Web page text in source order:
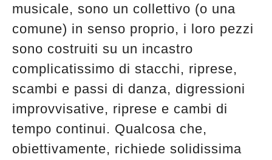
musicale, sono un collettivo (o una
comune) in senso proprio, i loro pezzi
sono costruiti su un incastro
complicatissimo di stacchi, riprese,
scambi e passi di danza, digressioni
improvvisative, riprese e cambi di
tempo continui. Qualcosa che,
obiettivamente, richiede solidissima